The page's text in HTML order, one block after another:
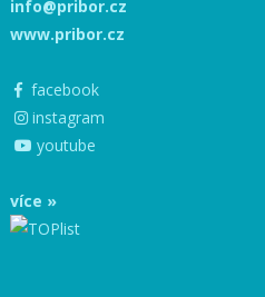
info@pribor.cz
www.pribor.cz
facebook
instagram
youtube
více »